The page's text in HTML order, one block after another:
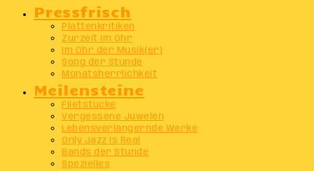
Pressfrisch
Plattenkritiken
Zurzeit im Ohr
Im Ohr der Musik(er)
Song der Stunde
Monatsherrlichkeit
Meilensteine
Filetstücke
Vergessene Juwelen
Lebensverlängernde Werke
Only Jazz Is Real
Bands der Stunde
Spezielles